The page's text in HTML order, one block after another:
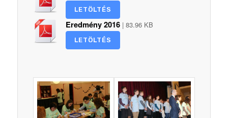
LETÖLTÉS
Eredmény 2016| 83.96 KB
LETÖLTÉS